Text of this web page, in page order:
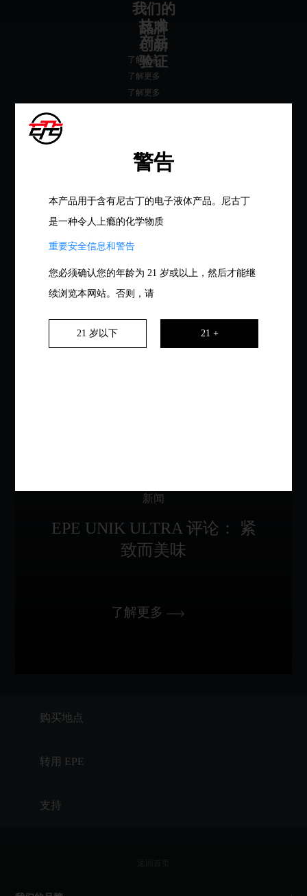
我们的
品牌
了解更多
技术
创新
了解更多
产品
验证
了解更多
Vaping 是一种态度。我们在这里与大明星、EPE 的粉丝和全世界的蒸汽爱好
博客
惠的电子烟发烧友选择
了解更多
新闻
EPE UNIK ULTRA 评论： 紧
致而美味
了解更多
购买地点
转用 EPE
支持
警告
本产品用于含有尼古丁的电子液体产品。尼古丁
是一种令人上瘾的化学物质
重要安全信息和警告
您必须确认您的年龄为 21 岁或以上，然后才能继
续浏览本网站。否则，请
21 岁以下 21 +